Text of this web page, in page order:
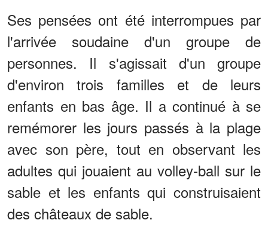
Ses pensées ont été interrompues par
l'arrivée soudaine d'un groupe de
personnes. Il s'agissait d'un groupe
d'environ trois familles et de leurs
enfants en bas âge. Il a continué à se
remémorer les jours passés à la plage
avec son père, tout en observant les
adultes qui jouaient au volley-ball sur le
sable et les enfants qui construisaient
des châteaux de sable.